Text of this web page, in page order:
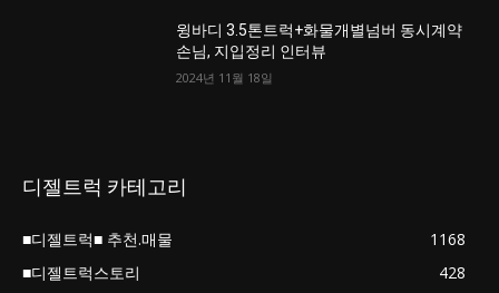
윙바디 3.5톤트럭+화물개별넘버 동시계약
손님, 지입정리 인터뷰
2024년 11월 18일
디젤트럭 카테고리
■디젤트럭■ 추천.매물
1168
■디젤트럭스토리
428